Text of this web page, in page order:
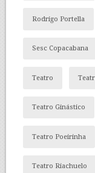
Rodrigo Portella
Sesc Copacabana
Teatro
Teatro Ginástico
Teatro Poeirinha
Teatro Riachuelo